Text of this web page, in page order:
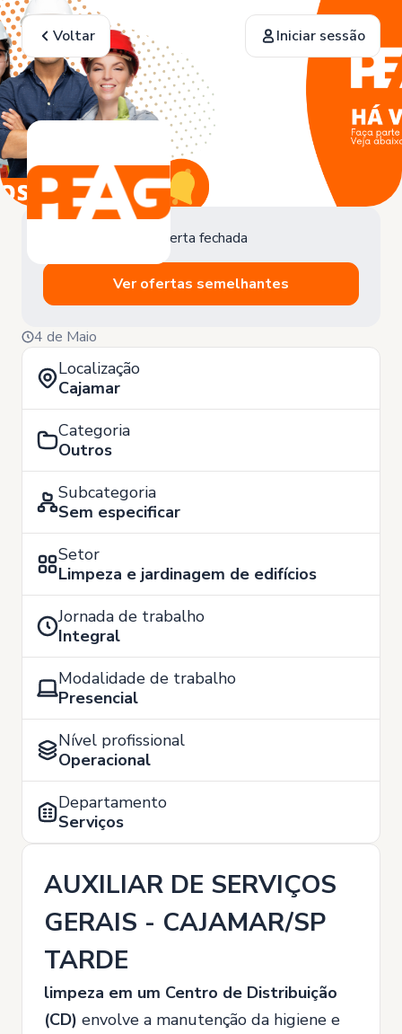
Voltar Iniciar sessão
Oferta fechada
Ver ofertas semelhantes
4 de Maio
Localização
Cajamar
Categoria
Outros
Subcategoria
Sem especificar
Setor
Limpeza e jardinagem de edifícios
Jornada de trabalho
Integral
Modalidade de trabalho
Presencial
Nível profissional
Operacional
Departamento
Serviços
AUXILIAR DE SERVIÇOS
GERAIS - CAJAMAR/SP
TARDE
limpeza em um Centro de Distribuição
(CD) envolve a manutenção da higiene e